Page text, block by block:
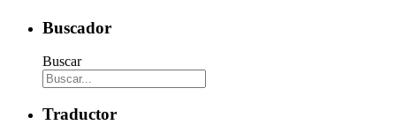
Buscador
Buscar
Traductor